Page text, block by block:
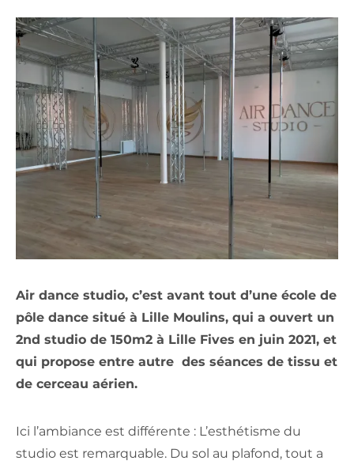
Air dance studio, c’est avant tout d’une école de
pôle dance situé à Lille Moulins, qui a ouvert un
2nd studio de 150m2 à Lille Fives en juin 2021, et
qui propose entre autre des séances de tissu et
de cerceau aérien.
Ici l’ambiance est différente : L’esthétisme du
studio est remarquable. Du sol au plafond, tout a